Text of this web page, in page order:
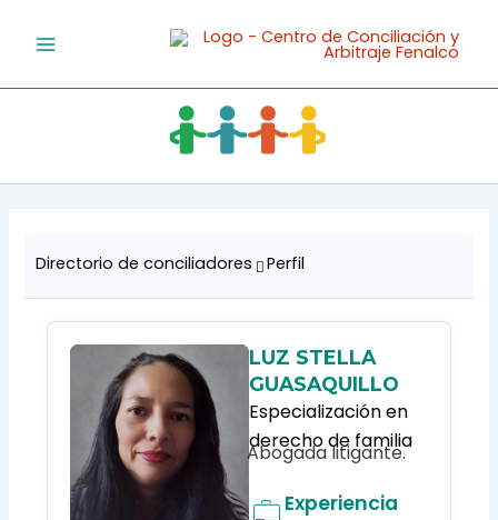
Directorio de conciliadores Perfil
LUZ STELLA
GUASAQUILLO
Especialización en
derecho de familia
Abogada litigante.
Experiencia